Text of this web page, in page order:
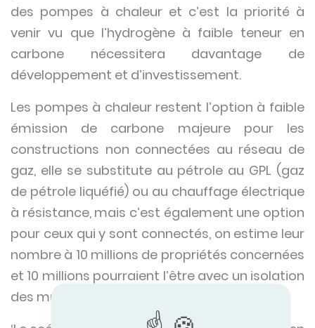
des pompes à chaleur et c’est la priorité à
venir vu que l’hydrogène à faible teneur en
carbone nécessitera davantage de
développement et d’investissement.
Les pompes à chaleur restent l’option à faible
émission de carbone majeure pour les
constructions non connectées au réseau de
gaz, elle se substitute au pétrole au GPL (gaz
de pétrole liquéfié) ou au chauffage électrique
à résistance, mais c’est également une option
pour ceux qui y sont connectés, on estime leur
nombre à 10 millions de propriétés concernées
et 10 millions pourraient l’être avec un isolation
des murs et des lofts.